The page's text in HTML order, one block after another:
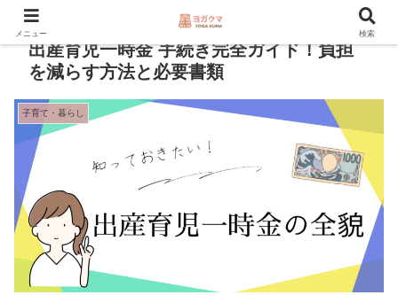
本サイトにはアフィリエイト広告が含まれます。
出産育児一時金 手続き完全ガイド！負担
を減らす方法と必要書類
子育て・暮らし
メニュー 検索